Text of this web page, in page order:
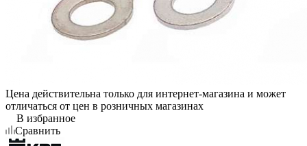
Цена действительна только для интернет-магазина и может
отличаться от цен в розничных магазинах
В избранное
Сравнить